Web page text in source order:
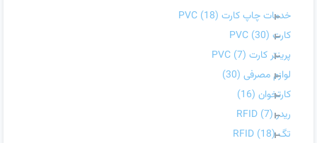
خدمات چاپ کارت PVC (18)
کارت PVC (30)
پرینتر کارت PVC (7)
لوازم مصرفی (30)
کارتخوان (16)
ریدر RFID(7)
تگ RFID(18)